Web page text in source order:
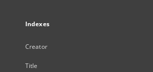
Indexes
Creator
Title